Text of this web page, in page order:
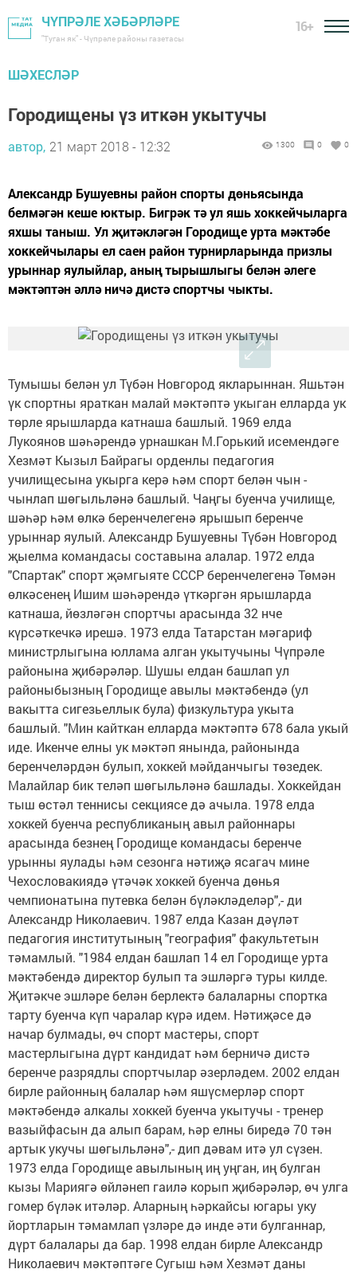
ЧҮПРӘЛЕ ХӘБӘРЛӘРЕ
"Туган як" - Чүпрәле районы газетасы
16+
ШӘХЕСЛӘР
Городищены үз иткән укытучы
автор, 21 март 2018 - 12:32 1300 0 0
Александр Бушуевны район спорты дөньясында
белмәгән кеше юктыр. Бигрәк тә ул яшь хоккейчыларга
яхшы таныш. Ул җитәкләгән Городище урта мәктәбе
хоккейчылары ел саен район турнирларында призлы
урыннар яулыйлар, аның тырышлыгы белән әлеге
мәктәптән әллә ничә дистә спортчы чыкты.
Тумышы белән ул Түбән Новгород якларыннан. Яшьтән
үк спортны яраткан малай мәктәптә укыган елларда ук
төрле ярышларда катнаша башлый. 1969 елда
Лукоянов шәһәрендә урнашкан М.Горький исемендәге
Хезмәт Кызыл Байрагы орденлы педагогия
училищесына укырга керә һәм спорт белән чын -
чынлап шөгыльләнә башлый. Чаңгы буенча училище,
шәһәр һәм өлкә беренчелегенә ярышып беренче
урыннар яулый. Александр Бушуевны Түбән Новгород
җыелма командасы составына алалар. 1972 елда
"Спартак" спорт җәмгыяте СССР беренчелегенә Төмән
өлкәсенең Ишим шәһәрендә үткәргән ярышларда
катнаша, йөзләгән спортчы арасында 32 нче
күрсәткечкә ирешә. 1973 елда Татарстан мәгариф
министрлыгына юллама алган укытучыны Чүпрәле
районына җибәрәләр. Шушы елдан башлап ул
районыбызның Городище авылы мәктәбендә (ул
вакытта сигезьеллык була) физкультура укыта
башлый. "Мин кайткан елларда мәктәптә 678 бала укый
иде. Икенче елны ук мәктәп янында, районында
беренчеләрдән булып, хоккей мәйданчыгы төзедек.
Малайлар бик теләп шөгыльләнә башлады. Хоккейдан
тыш өстәл теннисы секциясе дә ачыла. 1978 елда
хоккей буенча республиканың авыл районнары
арасында безнең Городище командасы беренче
урынны яулады һәм сезонга нәтиҗә ясагач мине
Чехословакиядә үтәчәк хоккей буенча дөнья
чемпионатына путевка белән бүләкләделәр",- ди
Александр Николаевич. 1987 елда Казан дәүләт
педагогия институтының "география" факультетын
тәмамлый. "1984 елдан башлап 14 ел Городище урта
мәктәбендә директор булып та эшләргә туры килде.
Җитәкче эшләре белән берлектә балаларны спортка
тарту буенча күп чаралар күрә идем. Нәтиҗәсе дә
начар булмады, өч спорт мастеры, спорт
мастерлыгына дүрт кандидат һәм берничә дистә
беренче разрядлы спортчылар әзерләдем. 2002 елдан
бирле районның балалар һәм яшүсмерләр спорт
мәктәбендә алкалы хоккей буенча укытучы - тренер
вазыйфасын да алып барам, һәр елны биредә 70 тән
артык укучы шөгыльләнә",- дип дәвам итә ул сүзен.
1973 елда Городище авылының иң уңган, иң булган
кызы Мариягә өйләнеп гаилә корып җибәрәләр, өч улга
гомер бүләк итәләр. Аларның һәркайсы югары уку
йортларын тәмамлап үзләре дә инде әти булганнар,
дүрт балалары да бар. 1998 елдан бирле Александр
Николаевич мәктәптәге Сугыш һәм Хезмәт даны